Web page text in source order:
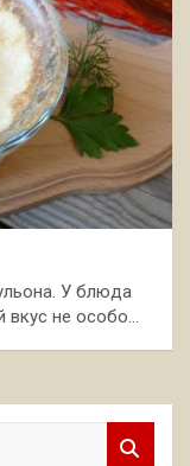
У блюда
вкус не особо…